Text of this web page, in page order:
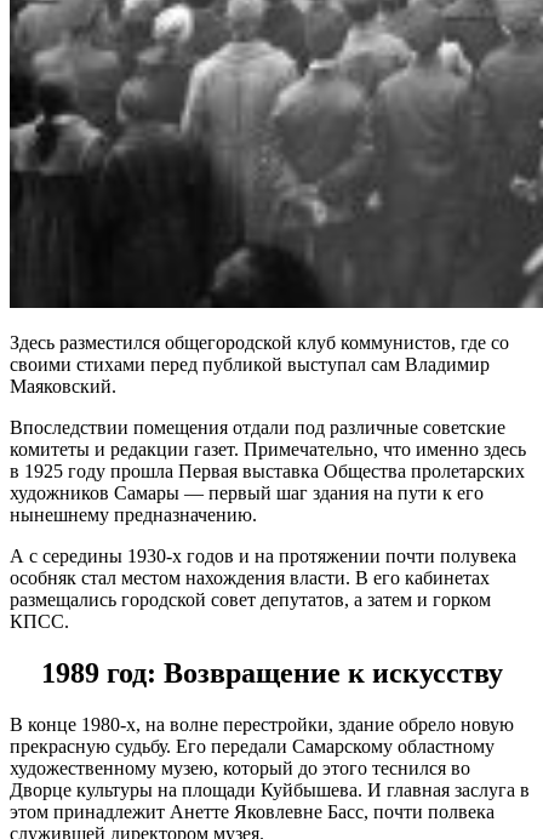
Здесь разместился общегородской клуб коммунистов, где со
своими стихами перед публикой выступал сам Владимир
Маяковский.
Впоследствии помещения отдали под различные советские
комитеты и редакции газет. Примечательно, что именно здесь
в 1925 году прошла Первая выставка Общества пролетарских
художников Самары — первый шаг здания на пути к его
нынешнему предназначению.
А с середины 1930-х годов и на протяжении почти полувека
особняк стал местом нахождения власти. В его кабинетах
размещались городской совет депутатов, а затем и горком
КПСС.
1989 год: Возвращение к искусству
В конце 1980-х, на волне перестройки, здание обрело новую
прекрасную судьбу. Его передали Самарскому областному
художественному музею, который до этого теснился во
Дворце культуры на площади Куйбышева. И главная заслуга в
этом принадлежит Анетте Яковлевне Басс, почти полвека
служившей директором музея.